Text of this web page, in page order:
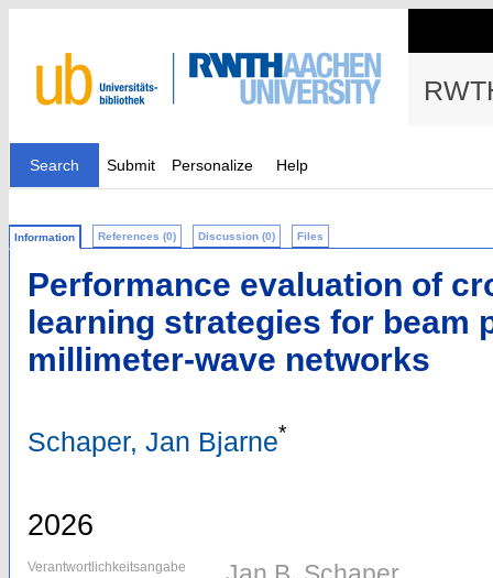
Search Submit Personalize Help
Information References (0) Discussion (0) Files
Performance evaluation of
learning strategies for beam
millimeter-wave networks
Schaper, Jan Bjarne*
2026
Verantwortlichkeitsangabe